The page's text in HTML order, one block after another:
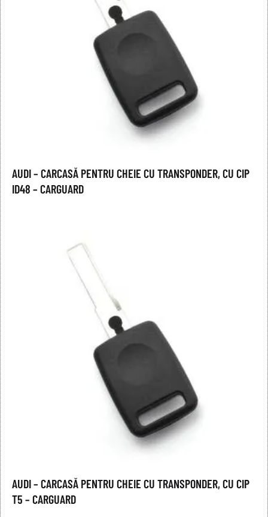
AUDI – CARCASĂ PENTRU CHEIE CU TRANSPONDER, CU CIP
ID48 – CARGUARD
AUDI – CARCASĂ PENTRU CHEIE CU TRANSPONDER, CU CIP
T5 – CARGUARD